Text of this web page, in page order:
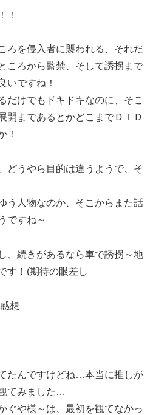
！
ろを侵入者に襲われる、それだ
ころから監禁、そして誘拐まで
いですね！
だけでもドキドキなのに、そこ
開まであるとかどこまでＤＩＤ
！
どうやら目的は違うようで、そ
う人物なのか、そこからまた話
ですね～
、続きがあるなら車で誘拐～地
す！(期待の眼差し
想
たんですけどね…本当に推しが
てみました…
ぐや様～は、最初を観てなかっ